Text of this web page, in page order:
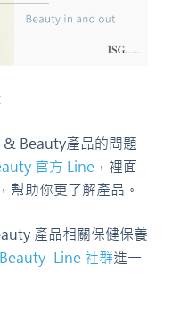
& Beauty產品的問題
官方 Line，裡面
幫助你更了解產品。
產品相關保健保養
Line 社群進一